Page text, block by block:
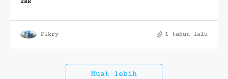
2BR
Fikry 1 tahun lalu
Muat lebih